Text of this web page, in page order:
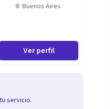
Buenos Aires
Ver perfil
servicio.